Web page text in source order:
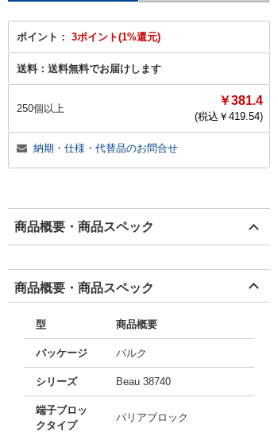
ポイント： 3ポイント(1%還元)
送料： 送料無料でお届けします
250個以上
￥381.4
(税込￥ 419.54)
納期・仕様・代替品のお問合せ
商品概要・商品スペック
商品概要・商品スペック
型 商品概要
パッケージ バルク
シリーズ Beau 38740
端子ブロッ
クタイプ
バリアブロック